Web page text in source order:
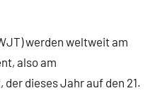
werden weltweit am
also am
dieses Jahr auf den 21.